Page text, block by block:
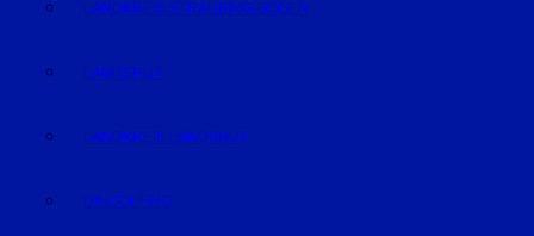
LANDKREIS STRAUBING-BOGEN
LANDSHUT
LANDKREIS LANDSHUT
DINGOLFING